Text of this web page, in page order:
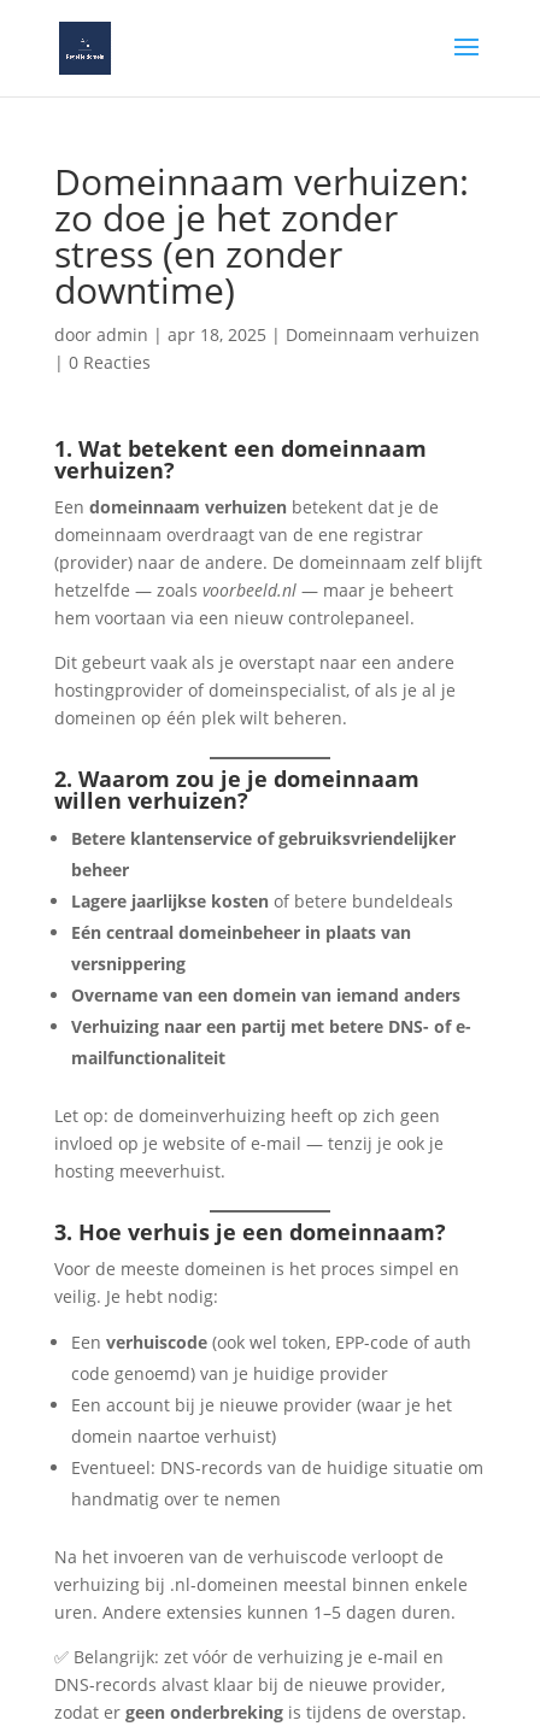
Domeinnaam verhuizen:
zo doe je het zonder
stress (en zonder
downtime)
door admin | apr 18, 2025 | Domeinnaam verhuizen
| 0 Reacties
1. Wat betekent een domeinnaam
verhuizen?
Een domeinnaam verhuizenbetekent dat je de
domeinnaam overdraagt van de ene registrar
(provider) naar de andere. De domeinnaam zelf blijft
hetzelfde — zoals voorbeeld.nl— maar je beheert
hem voortaan via een nieuw controlepaneel.
Dit gebeurt vaak als je overstapt naar een andere
hostingprovider of domeinspecialist, of als je al je
domeinen op één plek wilt beheren.
2. Waarom zou je je domeinnaam
willen verhuizen?
Betere klantenservice of gebruiksvriendelijker
beheer
Lagere jaarlijkse kostenof betere bundeldeals
Eén centraal domeinbeheer in plaats van
versnippering
Overname van een domein van iemand anders
Verhuizing naar een partij met betere DNS- of e-
mailfunctionaliteit
Let op: de domeinverhuizing heeft op zich geen
invloed op je website of e-mail — tenzij je ook je
hosting meeverhuist.
3. Hoe verhuis je een domeinnaam?
Voor de meeste domeinen is het proces simpel en
veilig. Je hebt nodig:
Een verhuiscode(ook wel token, EPP-code of auth
code genoemd) van je huidige provider
Een account bij je nieuwe provider (waar je het
domein naartoe verhuist)
Eventueel: DNS-records van de huidige situatie om
handmatig over te nemen
Na het invoeren van de verhuiscode verloopt de
verhuizing bij .nl-domeinen meestal binnen enkele
uren. Andere extensies kunnen 1–5 dagen duren.
✅ Belangrijk: zet vóór de verhuizing je e-mail en
DNS-records alvast klaar bij de nieuwe provider,
zodat er geen onderbrekingis tijdens de overstap.